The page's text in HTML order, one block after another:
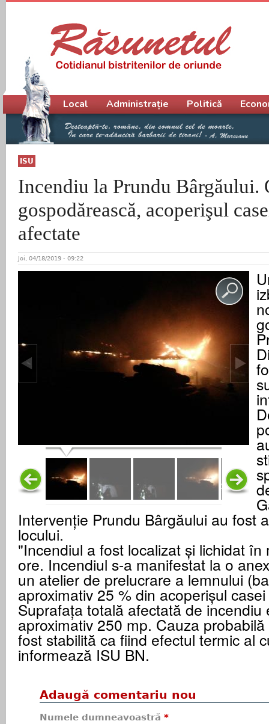
ISU
Incendiu la Prundu Bârgăului.
gospodărească, acoperişul
afectate
Joi, 04/18/2019 - 09:22
Intervenţie Prundu Bârgăului au fost
locului.
"Incendiul a fost localizat și lichidat
ore. Incendiul s-a manifestat la o
un atelier de prelucrare a lemnului
aproximativ 25 % din acoperişul
Suprafaţa totală afectată de incendiu
aproximativ 250 mp. Cauza
fost stabilită ca fiind efectul termic al
informează ISU BN.
Adaugă comentariu nou
Numele dumneavoastră *
Meniu principal
Local Administrație Politică